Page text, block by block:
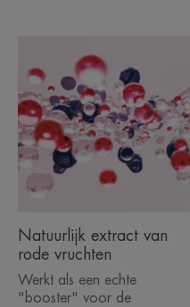
Natuurlijk extract van
rode vruchten
Werkt als een echte
"booster" voor de